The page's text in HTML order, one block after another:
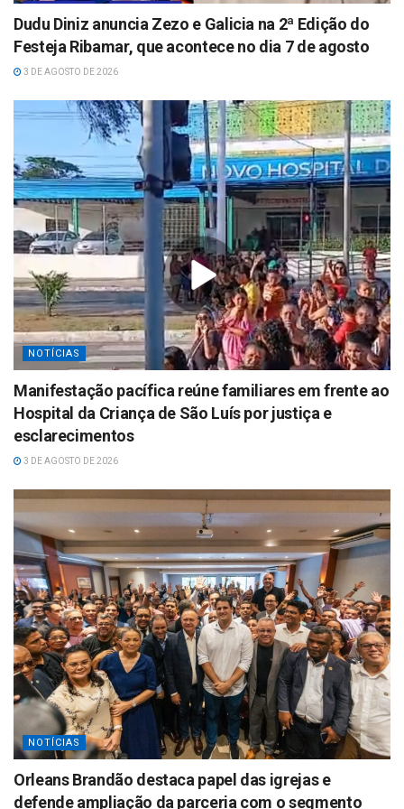
Dudu Diniz anuncia Zezo e Galicia na 2ª Edição do
Festeja Ribamar, que acontece no dia 7 de agosto
3 DE AGOSTO DE 2026
NOTÍCIAS
Manifestação pacífica reúne familiares em frente ao
Hospital da Criança de São Luís por justiça e
esclarecimentos
3 DE AGOSTO DE 2026
NOTÍCIAS
Orleans Brandão destaca papel das igrejas e
defende ampliação da parceria com o segmento